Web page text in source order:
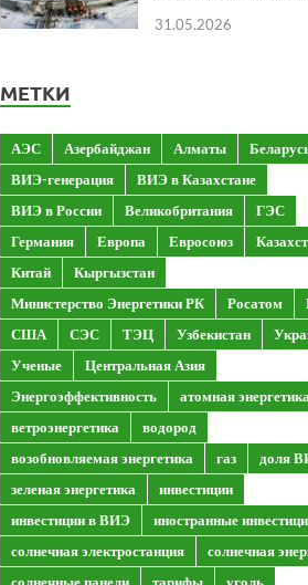
31.05.2026
МЕТКИ
АЭС Азербайджан Алматы
ВИЭ-генерация
ВИЭ в Казахстане
ВИЭ в России
Великобритания
ГЭС
Германия
Европа Евросоюз
Китай
Кыргызстан
Министерство Энергетики РК
Росатом
США
СЭС ТЭЦ Узбекистан
Ученые
Центральная Азия
Энергоэффективность
атомная энергетика
ветроэнергетика
водород
возобновляемая энергетика
газ
доля
зеленая энергетика
инвестиции
инвестиции в ВИЭ
иностранные
солнечная электростанция
солнечная
солнечные панели
тарифы уголь